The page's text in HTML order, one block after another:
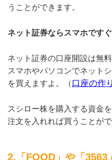
うことができます。
ネット証券ならスマホです
ネット証券の口座開設は無
スマホやパソコンでネット
を買えますよ。（口座の作
スシロー株を購入する資金
注文を入れれば買うことがで
2.「FOOD」や「3563